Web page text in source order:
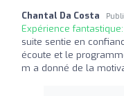
Chantal Da Costa
Expérience fantastique:
suite sentie en
écoute et le
m a donné de la